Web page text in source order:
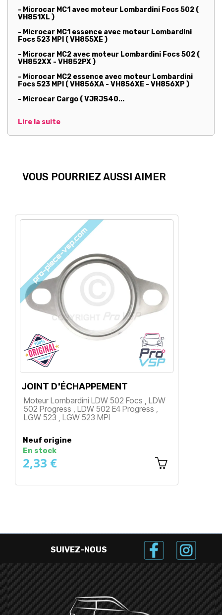
- Microcar MC1 avec moteur Lombardini Focs 502 (
VH851XL )
- Microcar MC1 essence avec moteur Lombardini
Focs 523 MPI ( VH855XE )
- Microcar MC2 avec moteur Lombardini Focs 502 (
VH852XX - VH852PX )
- Microcar MC2 essence avec moteur Lombardini
Focs 523 MPI ( VH856XA - VH856XE - VH856XP )
- Microcar Cargo ( VJRJS40...
Lire la suite
VOUS POURRIEZ AUSSI AIMER
JOINT D'ÉCHAPPEMENT
Moteur Lombardini LDW 502 Focs , LDW
502 Progress , LDW 502 E4 Progress ,
LGW 523 , LGW 523 MPI
Neuf origine
En stock
2,33 €
SUIVEZ-NOUS